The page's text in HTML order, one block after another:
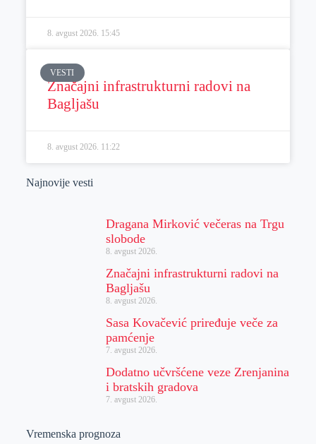
8. avgust 2026. 15:45
VESTI
Značajni infrastrukturni radovi na
Bagljašu
8. avgust 2026. 11:22
Najnovije vesti
Dragana Mirković večeras na Trgu
slobode
8. avgust 2026.
Značajni infrastrukturni radovi na
Bagljašu
8. avgust 2026.
Sasa Kovačević priređuje veče za
pamćenje
7. avgust 2026.
Dodatno učvršćene veze Zrenjanina
i bratskih gradova
7. avgust 2026.
Vremenska prognoza